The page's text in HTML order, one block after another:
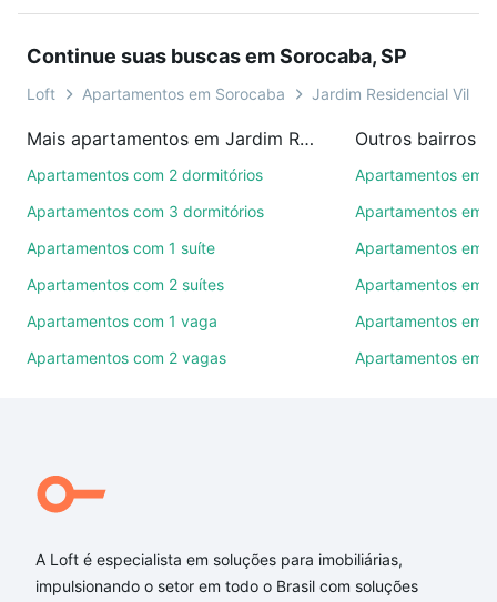
oferta ideal de Apartamentos com 3 quartos à
SP para conquistar seu sonho. Agende uma visita
presencial ou por videochamada, é grátis, sem
mil corretores e imobiliárias te ajudando na compra,
venda ou troca de imóveis.
Como escolher um imóvel?
Use barra de busca no topo para pesquisar por
ruas, bairros e até condomínios favoritos. Você
também pode usar os filtros como quantidade de
combinar perfeitamente com o preço, metragem e
Amato, Sorocaba, SP ideal para você na Loft.
Qual o preço de Apartamentos com 3 quartos à
SP?
Continue suas buscas em Sorocaba, SP
Loft Apartamentos em Sorocaba Jardim Residencial Villa
Mais apartamentos em Jardim Residencial Villa Amato
Apartamentos com 2 dormitórios
Apartamentos com 3 dormitórios
Apartamentos com 1 suíte
Apartamentos com 2 suítes
Apartamentos com 1 vaga
Apartamentos com 2 vagas
Outros bairros
Apartamentos em
Apartamentos em
Apartamentos em
Apartamentos em
Apartamentos em
Apartamentos em
A Loft é especialista em soluções para imobiliárias,
impulsionando o setor em todo o Brasil com soluções